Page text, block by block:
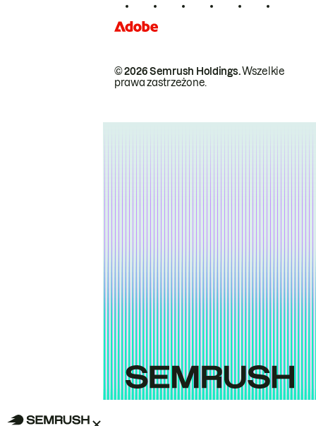
© 2026 Semrush Holdings.Wszelkie
prawa zastrzeżone.